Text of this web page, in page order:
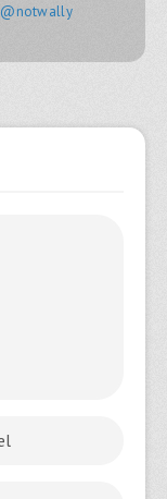
@notwally